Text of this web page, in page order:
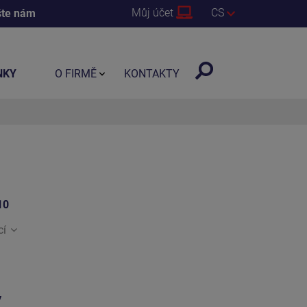
nám Můj účet CS
O FIRMĚ KONTAKTY